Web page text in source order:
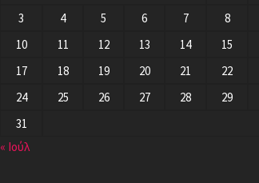
3
4 5 6 7 8
10
11 12 13 14 15
17
18 19 20 21 22
24
25 26 27 28 29
31
« Ιούλ